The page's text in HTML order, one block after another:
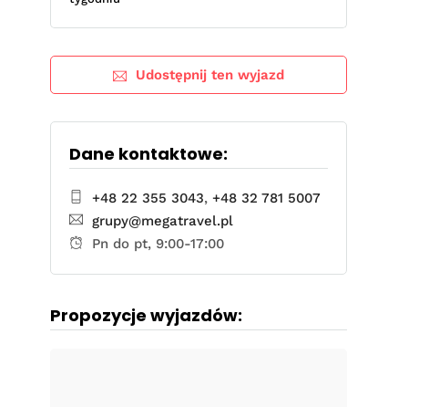
Udostępnij ten wyjazd
Dane kontaktowe:
+48 22 355 3043,+48 32 781 5007
grupy@megatravel.pl
Pn do pt, 9:00-17:00
Propozycje wyjazdów: